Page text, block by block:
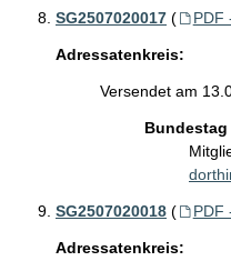
SG2507020017 ( PDF
Adressatenkreis:
Versendet am
Bundestag
SG2507020018 ( PDF
Adressatenkreis: